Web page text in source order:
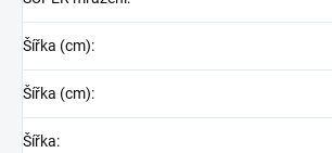
Šířka (cm):
Šířka (cm):
Šířka: